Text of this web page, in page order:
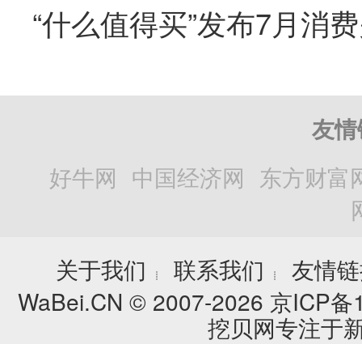
“什么值得买”发布7月消
友
好牛网 中国经济网 东方财富
关于我们
┊ 联系我们 ┊
友情
WaBei.CN © 2007-2026 京ICP
挖贝网专注于